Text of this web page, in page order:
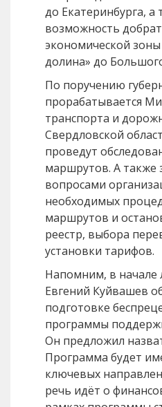
до Екатеринбурга, а
возможность
экономической
долина» до
По поручению
прорабатывается
транспорта и
Свердловской
проведут
маршрутов. А также
вопросами
необходимых
маршрутов и
реестр, выбора
установки тарифов.
Напомним, в начале
Евгений Куйвашев
подготовке
программы
Он предложил
Программа будет
ключевых
речь идёт о